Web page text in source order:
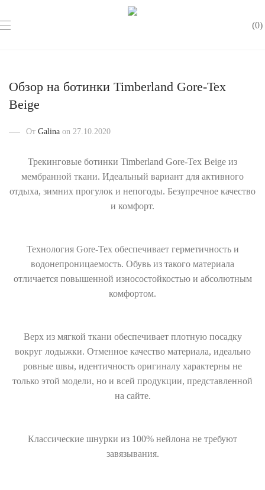
0
Обзор на ботинки Timberland Gore-Tex
Beige
От Galina on 27.10.2020
Трекинговые ботинки Timberland Gore-Tex Beige из
мембранной ткани. Идеальный вариант для активного
отдыха, зимних прогулок и непогоды. Безупречное качество
и комфорт.
Технология Gore-Tex обеспечивает герметичность и
водонепроницаемость. Обувь из такого материала
отличается повышенной износостойкостью и абсолютным
комфортом.
Верх из мягкой ткани обеспечивает плотную посадку
вокруг лодыжки. Отменное качество материала, идеально
ровные швы, идентичность оригиналу характерны не
только этой модели, но и всей продукции, представленной
на сайте.
Классические шнурки из 100% нейлона не требуют
завязывания.